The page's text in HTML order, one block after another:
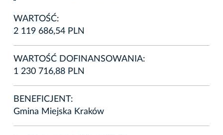
WARTOŚĆ:
2 119 686,54 PLN
WARTOŚĆ DOFINANSOWANIA:
1 230 716,88 PLN
BENEFICJENT:
Gmina Miejska Kraków